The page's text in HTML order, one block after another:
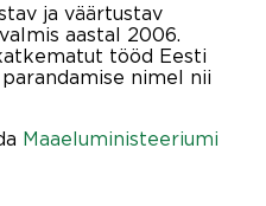
ja väärtustav
aastal 2006.
tööd Eesti
nimel nii
Maaeluministeeriumi